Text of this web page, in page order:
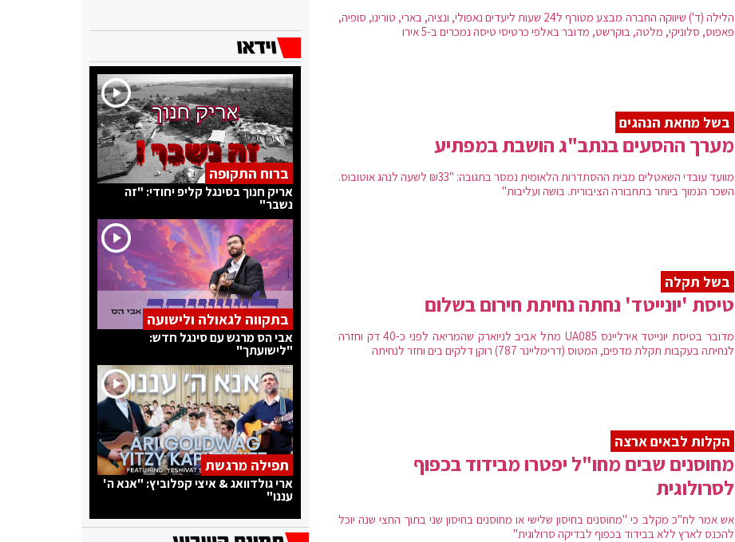
הלילה (ד') שיווקה החברה מבצע מטורף ל24 שעות ליעדים נאפולי, ונציה, בארי, טורינו, סופיה,
פאפוס, סלוניקי, מלטה, בוקרשט, מדובר באלפי כרטיסי טיסה נמכרים ב-5 אירו
בשל מחאת הנהגים
מערך ההסעים בנתב"ג הושבת במפתיע
מוועד עובדי השאטלים מבית ההסתדרות הלאומית נמסר בתגובה: "₪33 לשעה לנהג אוטובוס.
השכר הנמוך ביותר בתחבורה הציבורית. בושה ועליבות"
בשל תקלה
טיסת 'יונייטד' נחתה נחיתת חירום בשלום
מדובר בטיסת יונייטד אירליינס UA085 מתל אביב לניוארק שהמריאה לפני כ-40 דק וחזרה
לנחיתה בעקבות תקלת מדפים, המטוס (דרימליינר 787) רוקן דלקים בים וחזר לנחיתה
הקלות לבאים ארצה
מחוסנים שבים מחו"ל יפטרו מבידוד בכפוף
לסרולוגית
אש אמר לח"כ מקלב כי "מחוסנים בחיסון שלישי או מחוסנים בחיסון שני בתוך החצי שנה יוכל
להכנס לארץ ללא בבידוד בכפוף לבדיקה סרולוגית"
ברוח התקופה
אריק חנוך בסינגל קליפ יחודי: "זה
נשבר"
בתקווה לגאולה ולישועה
אבי הס מרגש עם סינגל חדש:
"לישועתך"
תפילה מרגשת
ארי גולדוואג & איצי קפלוביץ: "אנא ה'
עננו"